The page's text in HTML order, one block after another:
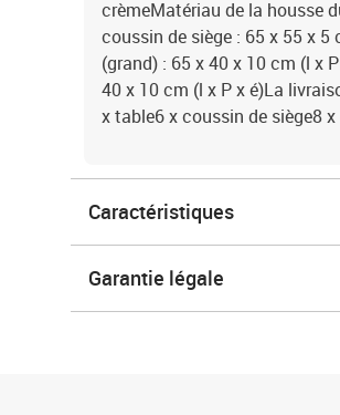
crèmeMatériau de la housse
coussin de siège : 65 x 55 x
(grand) : 65 x 40 x 10 cm (l x
40 x 10 cm (l x P x é)La
x table6 x coussin de siège8
Caractéristiques
Garantie légale